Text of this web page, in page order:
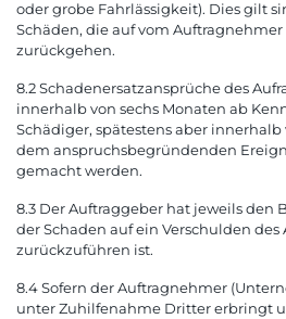
oder grobe Fahrlässigkeit). Dies gilt
Schäden, die auf vom
zurückgehen.
8.2 Schadenersatzansprüche des
innerhalb von sechs Monaten ab
Schädiger, spätestens aber
dem anspruchsbegründenden
gemacht werden.
8.3 Der Auftraggeber hat jeweils den
der Schaden auf ein Verschulden
zurückzuführen ist.
8.4 Sofern der Auftragnehmer
unter Zuhilfenahme Dritter erbringt